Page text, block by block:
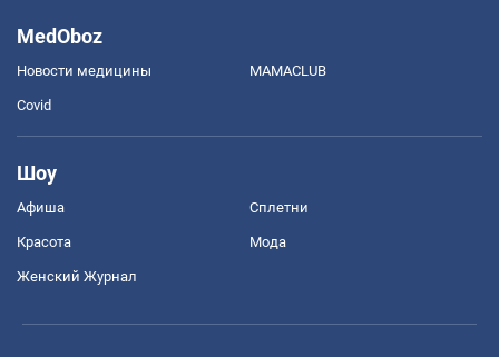
MedOboz
Новости медицины MAMACLUB
Covid
Шоу
Афиша Сплетни
Красота Мода
Женский Журнал